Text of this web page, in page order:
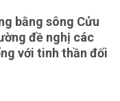
bằng sông Cửu
đề nghị các
với tinh thần đối